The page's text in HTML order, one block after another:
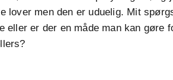
lover men den er uduelig. Mit
eller er der en måde man kan gøre